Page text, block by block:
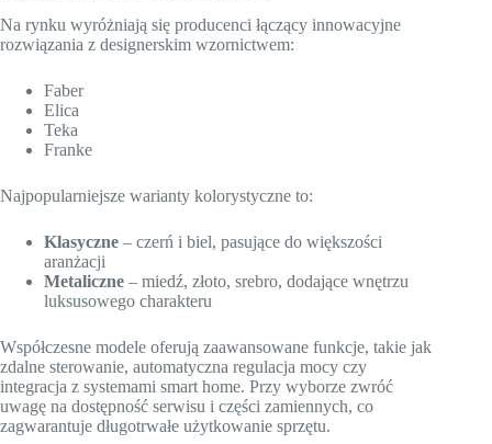
Na rynku wyróżniają się producenci łączący innowacyjne
rozwiązania z designerskim wzornictwem:
Faber
Elica
Teka
Franke
Najpopularniejsze warianty kolorystyczne to:
Klasyczne – czerń i biel, pasujące do większości
aranżacji
Metaliczne – miedź, złoto, srebro, dodające wnętrzu
luksusowego charakteru
Współczesne modele oferują zaawansowane funkcje, takie jak
zdalne sterowanie, automatyczna regulacja mocy czy
integracja z systemami smart home. Przy wyborze zwróć
uwagę na dostępność serwisu i części zamiennych, co
zagwarantuje długotrwałe użytkowanie sprzętu.